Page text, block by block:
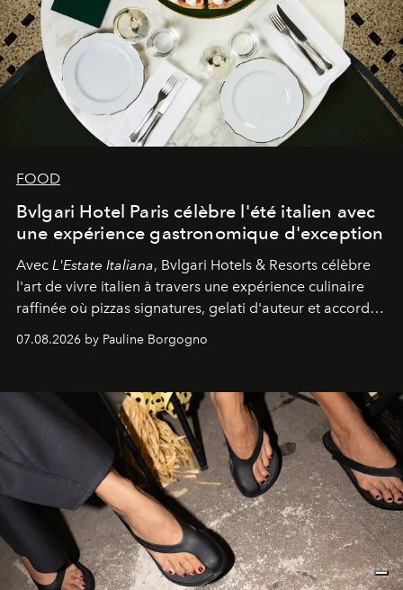
FOOD
Bvlgari Hotel Paris célèbre l'été italien avec
une expérience gastronomique d'exception
Avec L'Estate Italiana, Bvlgari Hotels & Resorts célèbre
l'art de vivre italien à travers une expérience culinaire
raffinée où pizzas signatures, gelati d'auteur et accords
d'exception composent un véritable voyage sensoriel.
07.08.2026 by Pauline Borgogno